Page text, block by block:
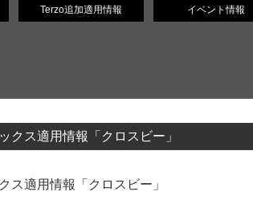
Terzo追加適用情報 イベント情報
クス適用情報「クロスビー」
ス適用情報「クロスビー」